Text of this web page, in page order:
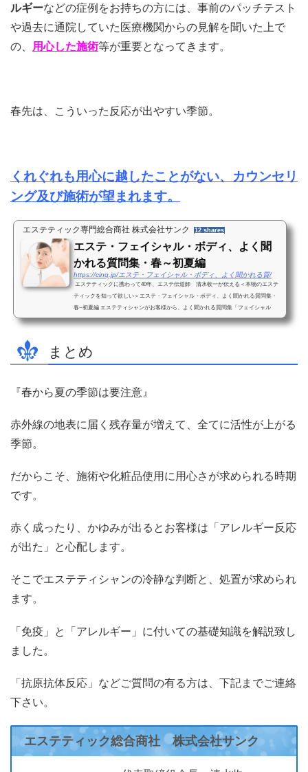
ルギーなどの症例をお持ちの方には、事前のパッチテスト
や過去に通院していた医療機関からの見解を聞いた上で
の、
用心した施術等が重要となってきます。
春先は、こういった反応が出やすい季節。
くれぐれも用心に越したことがない、カウンセリ
ング及び施術が望まれます。
エステティック専門総合商社 株式会社サンク 12 shares
エステ・フェイシャル・ボディ、よく聞
かれる質問集・春～初夏編
https://cinq.jp/エステ・フェイシャル・ボディ、よく聞かれる質/
エステティックに携わって40年、エステ伝道師 清水收一が伝える＜本物のエステ
ティックを知って欲しい＞エステ・フェイシャル・ボディ、よく聞かれる質問集・
春~初夏編 エステティシャンがお客様から、よく聞かれる質問集「フェイシャル
編、ボディ編」に...
まとめ
『春から夏の季節は要注意』
赤外線の地表に届く残存量が増えて、全てに活性が上がる
季節。
だからこそ、施術や化粧品使用に用心さが求められる時期
です。
赤く成ったり、かゆみが出るとお客様は「アレルギー反応
が出た」と心配します。
そこでエステティシャンの冷静な判断と、処置が求められ
ます。
「免疫」と「アレルギー」に付いての基礎知識を解説致し
ました。
「抗原抗体反応」などご質問の有る方は、下記までご連絡
下さい。
エステティック総合商社 株式会社サンク